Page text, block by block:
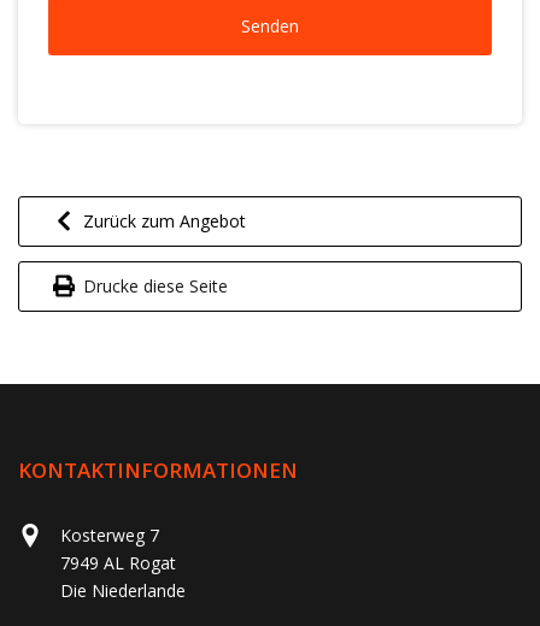
Zurück zum Angebot
Drucke diese Seite
KONTAKTINFORMATIONEN
Kosterweg 7
7949 AL Rogat
Die Niederlande